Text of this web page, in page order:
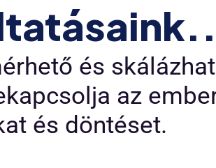
és
az
és döntéset.